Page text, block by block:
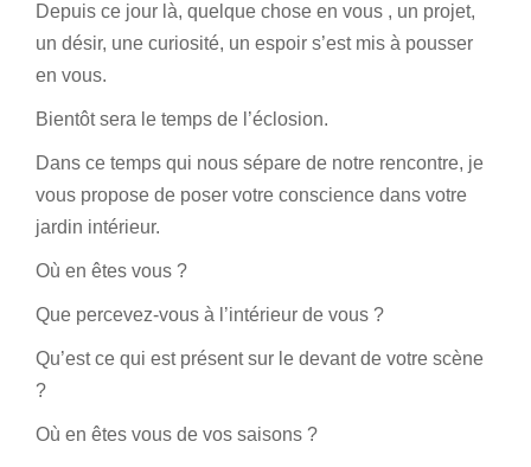
Depuis ce jour là, quelque chose en vous , un projet,
un désir, une curiosité, un espoir s’est mis à pousser
en vous.
Bientôt sera le temps de l’éclosion.
Dans ce temps qui nous sépare de notre rencontre, je
vous propose de poser votre conscience dans votre
jardin intérieur.
Où en êtes vous ?
Que percevez-vous à l’intérieur de vous ?
Qu’est ce qui est présent sur le devant de votre scène
?
Où en êtes vous de vos saisons ?